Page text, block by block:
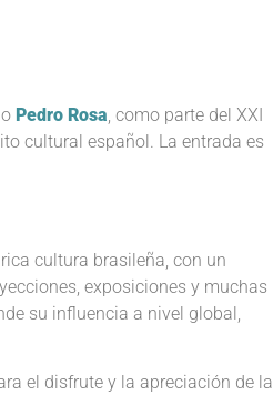
Pedro Rosa, como parte del XXI
cultural español. La entrada es
cultura brasileña, con un
exposiciones y muchas
su influencia a nivel global,
el disfrute y la apreciación de la